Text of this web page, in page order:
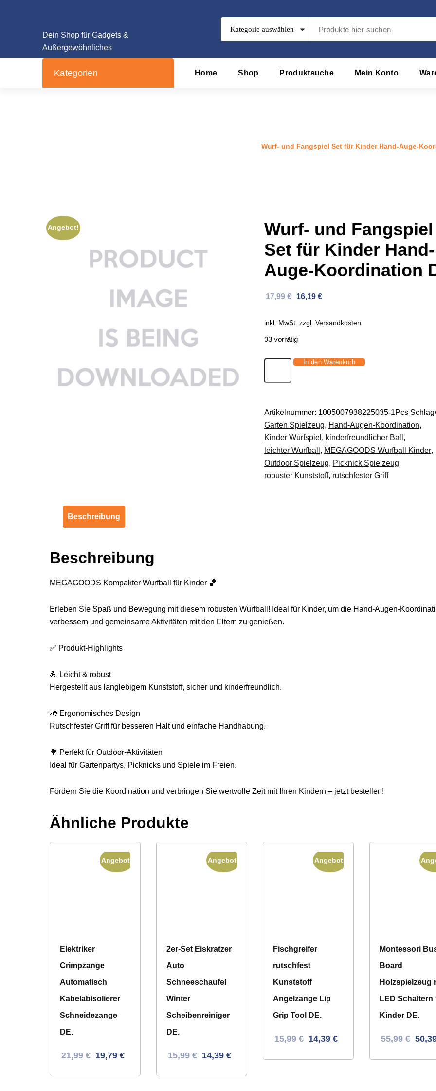
Dein Shop für Gadgets &
Außergewöhnliches
Kategorien Home Shop Produktsuche Mein Konto
Wurf- und Fangspiel Set für Kinder Hand-Auge-
Angebot!
Wurf- und Fangspiel
Set für Kinder Hand-
Auge-Koordination
Ursprünglicher
war:
17,99 €
Aktueller
ist:
16,19 €
inkl. MwSt. zzgl. Versandkosten
93 vorrätig
für
Kinder
Hand-
Auge-
Koordination
DE.
In den Warenkorb
Artikelnummer: 1005007938225035-1Pcs
Garten Spielzeug, Hand-Augen-Koordination,
Kinder Wurfspiel , kinderfreundlicher Ball ,
leichter Wurfball , MEGAGOODS Wurfball Kinder,
Outdoor Spielzeug, Picknick Spielzeug,
robuster Kunststoff, rutschfester Griff
Beschreibung
Beschreibung
MEGAGOODS Kompakter Wurfball für Kinder 🏀
Erleben Sie Spaß und Bewegung mit diesem robusten Wurfball! Ideal für Kinder, um die Hand-Augen-
verbessern und gemeinsame Aktivitäten mit den Eltern zu genießen.
✅ Produkt-Highlights
💪 Leicht & robust
Hergestellt aus langlebigem Kunststoff, sicher und kinderfreundlich.
🤲 Ergonomisches Design
Rutschfester Griff für besseren Halt und einfache Handhabung.
🌳 Perfekt für Outdoor-Aktivitäten
Ideal für Gartenpartys, Picknicks und Spiele im Freien.
Fördern Sie die Koordination und verbringen Sie wertvolle Zeit mit Ihren Kindern – jetzt bestellen!
Ähnliche Produkte
Angebot!
Elektriker
Crimpzange
Automatisch
Kabelabisolierer
Schneidezange
DE.
Ursprünglicher
21,99 € Aktueller
19,79 €
Angebot!
2er-Set Eiskratzer
Auto
Schneeschaufel
Winter
Scheibenreiniger
DE.
Ursprünglicher
15,99€ Aktueller
14,39€
Angebot!
Fischgreifer
rutschfest
Kunststoff
Angelzange Lip
Grip Tool DE.
Ursprünglicher
15,99€ Aktueller
14,39€
Montessori
Board
Holzspielzeug
LED Schaltern
Kinder DE.
Ursprünglicher
55,99€